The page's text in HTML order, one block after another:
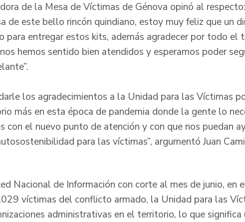
de la Mesa de Víctimas de Génova opinó al
de este bello rincón quindiano, estoy muy feliz que un
para entregar estos kits, además agradecer por todo el
hemos sentido bien atendidos y esperamos poder
los agradecimientos a la Unidad para las Víctimas
más en esta época de pandemia donde la gente lo
con el nuevo punto de atención y con que nos puedan
para las víctimas”, argumentó Juan
Nacional de Información con corte al mes de junio, en
víctimas del conflicto armado, la Unidad para las
administrativas en el territorio, lo que significa